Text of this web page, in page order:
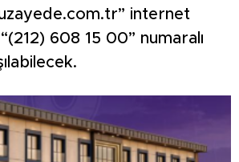
internet
608 15 00” numaralı